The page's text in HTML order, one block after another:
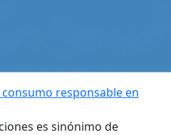
responsable en
es sinónimo de